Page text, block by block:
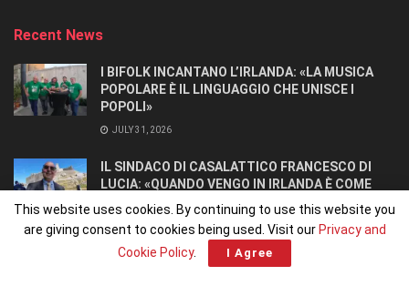
Recent News
I BIFOLK INCANTANO L’IRLANDA: «LA MUSICA
POPOLARE È IL LINGUAGGIO CHE UNISCE I
POPOLI»
JULY 31, 2026
IL SINDACO DI CASALATTICO FRANCESCO DI
LUCIA: «QUANDO VENGO IN IRLANDA È COME
TORNARE A CASA».
JULY 27, 2026
This website uses cookies. By continuing to use this website you
are giving consent to cookies being used. Visit our Privacy and
Cookie Policy. I Agree